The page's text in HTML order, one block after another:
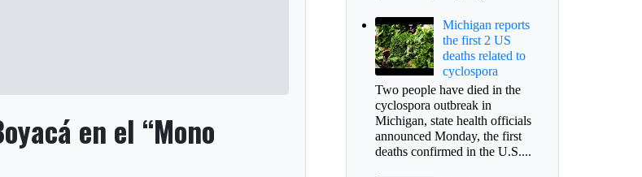
en el “Mono
Michigan reports
the first 2 US
deaths related to
cyclospora
Two people have died in the
cyclospora outbreak in
Michigan, state health officials
announced Monday, the first
deaths confirmed in the U.S....